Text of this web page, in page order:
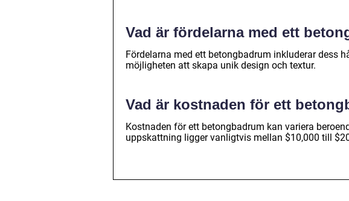
Vad är fördelarna med ett
Fördelarna med ett betongbadrum inkluderar dess
möjligheten att skapa unik design och textur.
Vad är kostnaden för ett
Kostnaden för ett betongbadrum kan variera
uppskattning ligger vanligtvis mellan $10,000 till